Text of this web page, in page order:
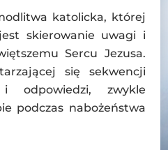
katolicka, której
skierowanie uwagi i
Sercu Jezusa.
się sekwencji
odpowiedzi, zwykle
podczas nabożeństwa